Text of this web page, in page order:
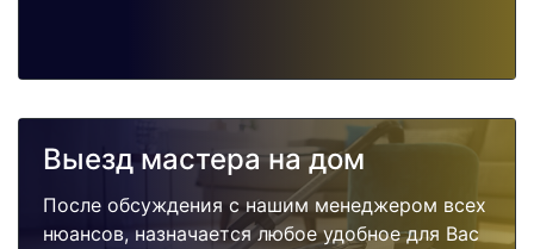
Выезд мастера на дом
После обсуждения с нашим менеджером всех
нюансов, назначается любое удобное для Вас